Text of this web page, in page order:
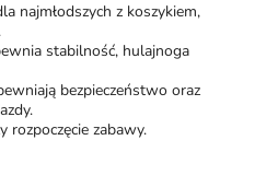
najmłodszych z koszykiem,
stabilność, hulajnoga
bezpieczeństwo oraz
rozpoczęcie zabawy.